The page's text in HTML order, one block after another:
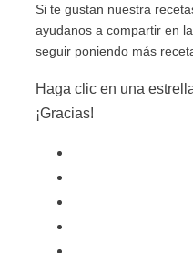
Si te gustan nuestra
ayudanos a compartir en
seguir poniendo más
Haga clic en una
¡Gracias!